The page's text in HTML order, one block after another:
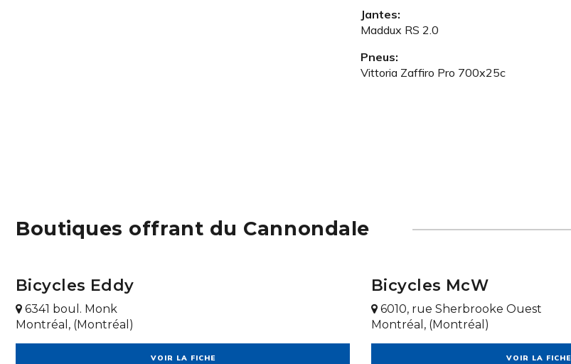
Jantes:
Maddux RS 2.0
Pneus:
Vittoria Zaffiro Pro 700x25c
Boutiques offrant du Cannondale
Bicycles Eddy
6341 boul. Monk
Montréal, (Montréal)
VOIR LA FICHE
Bicycles McW
6010, rue Sherbrooke Ouest
Montréal, (Montréal)
VOIR LA FICHE